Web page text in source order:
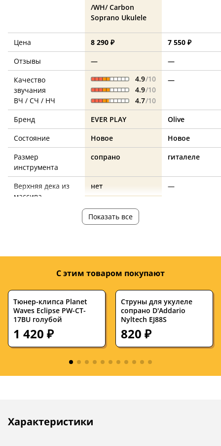
/WH/ Carbon
Soprano Ukulele
Цена 8 290 ₽
7 550 ₽
Отзывы
—
—
Качество
звучания
ВЧ / СЧ / НЧ
4.9/10
4.9/10
4.7/10
—
Бренд EVER PLAY
Olive
Состояние
Новое
Новое
Размер
инструмента
сопрано гиталеле
Верхняя дека из
массива
нет —
нет
Нижняя дека
—
Обечайка
Гриф
Накладка на гриф
—
—
Показать все
С этим товаром покупают
Тюнер-клипса Planet
Waves Eclipse PW-CT-
17BU голубой
1 420 ₽
Струны для укулеле
сопрано D'Addario
Nyltech EJ88S
820 ₽
Описание
Характеристики
Инструкции